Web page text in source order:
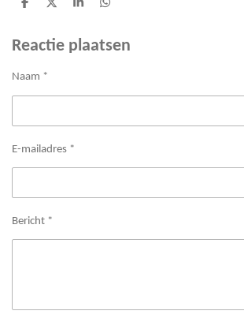
D
e
n
D
l
S
r
e
D
e
n
Reactie plaatsen
Naam *
E-mailadres *
Bericht *